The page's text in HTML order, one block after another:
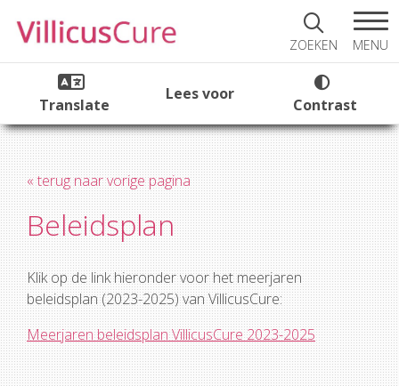
ZOEKEN MENU
Translate
Lees voor
Contrast
« terug naar vorige pagina
Beleidsplan
Klik op de link hieronder voor het meerjaren
beleidsplan (2023-2025) van VillicusCure:
Meerjaren beleidsplan VillicusCure 2023-2025